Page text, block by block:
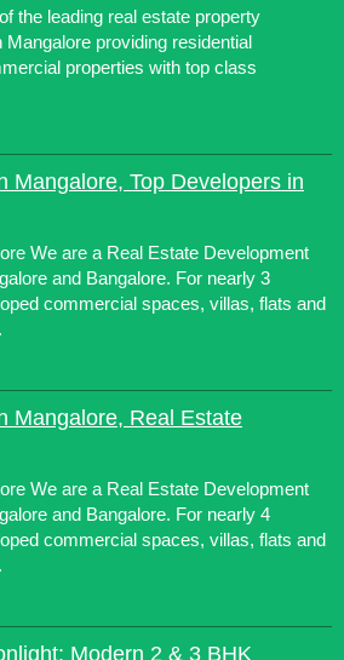
the leading real estate property
providing residential
properties with top class
Mangalore, Top Developers in
We are a Real Estate Development
and Bangalore. For nearly 3
commercial spaces, villas, flats and
Mangalore, Real Estate
We are a Real Estate Development
and Bangalore. For nearly 4
commercial spaces, villas, flats and
Modern 2 & 3 BHK